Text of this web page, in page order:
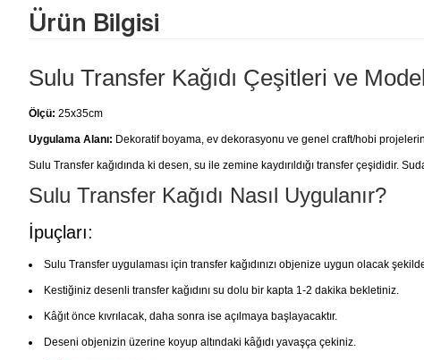
Ürün Bilgisi
Sulu Transfer Kağıdı Çeşitleri ve
Ölçü: 25x35cm
Uygulama Alanı: Dekoratif boyama, ev dekorasyonu ve genel craft/hobi
Sulu Transfer kağıdında ki desen, su ile zemine kaydırıldığı transfer çeşididir.
Sulu Transfer Kağıdı Nasıl Uygulanır?
İpuçları:
Sulu Transfer uygulaması için transfer kağıdınızı objenize uygun olacak
Kestiğiniz desenli transfer kağıdını su dolu bir kapta 1-2 dakika bekletiniz.
Kâğıt önce kıvrılacak, daha sonra ise açılmaya başlayacaktır.
Deseni objenizin üzerine koyup altındaki kâğıdı yavaşça çekiniz.